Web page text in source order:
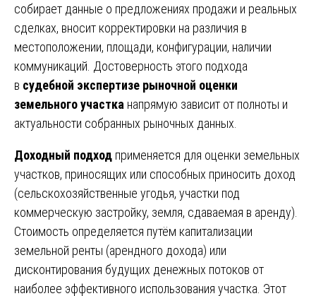
собирает данные о предложениях продажи и реальных
сделках, вносит корректировки на различия в
местоположении, площади, конфигурации, наличии
коммуникаций. Достоверность этого подхода
в судебной экспертизе рыночной оценки
земельного участка напрямую зависит от полноты и
актуальности собранных рыночных данных.
Доходный подход применяется для оценки земельных
участков, приносящих или способных приносить доход
(сельскохозяйственные угодья, участки под
коммерческую застройку, земля, сдаваемая в аренду).
Стоимость определяется путём капитализации
земельной ренты (арендного дохода) или
дисконтирования будущих денежных потоков от
наиболее эффективного использования участка. Этот